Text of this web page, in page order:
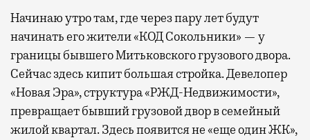
Начинаю утро там, где через пару лет будут
начинать его жители «КОД Сокольники» — у
границы бывшего Митьковского грузового двора.
Сейчас здесь кипит большая стройка. Девелопер
«Новая Эра», структура «РЖД-Недвижимости»,
превращает бывший грузовой двор в семейный
жилой квартал. Здесь появится не «еще один ЖК»,